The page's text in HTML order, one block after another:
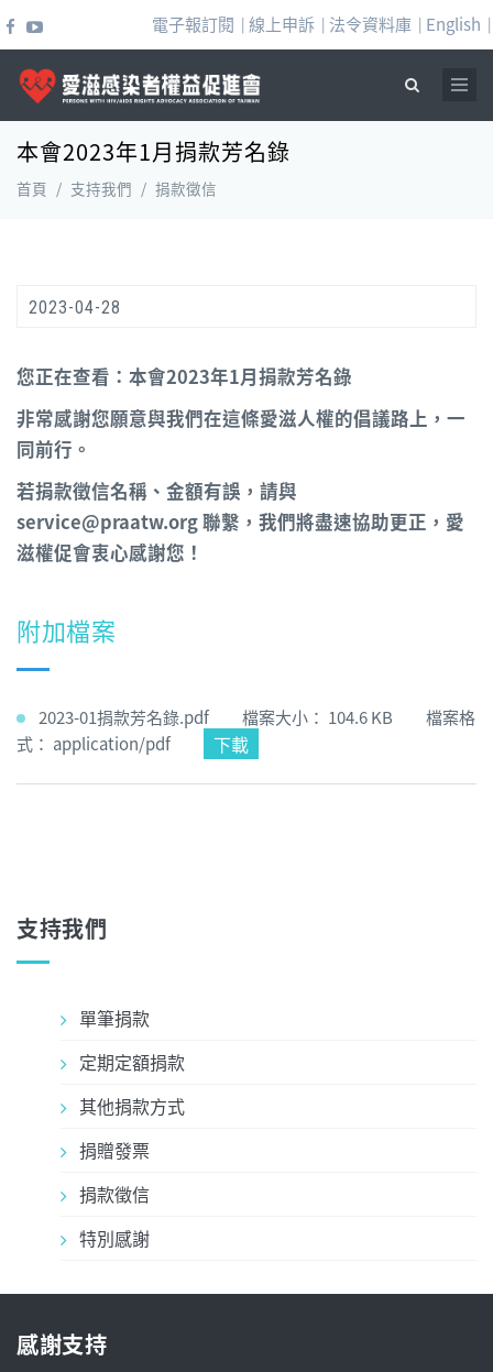
電子報訂閱 | 線上申訴 | 法令資料庫 | English |
搜尋表單
本會2023年1月捐款芳名錄
首頁 / 支持我們 / 捐款徵信
2023-04-28
您正在查看：本會2023年1月捐款芳名錄
非常感謝您願意與我們在這條愛滋人權的倡議路上，一
同前行。
若捐款徵信名稱、金額有誤，請與
service@praatw.org 聯繫，我們將盡速協助更正，愛
滋權促會衷心感謝您！
附加檔案
2023-01捐款芳名錄.pdf 檔案大小： 104.6 KB 檔案格
式： application/pdf
下載
支持我們
單筆捐款
定期定額捐款
其他捐款方式
捐贈發票
捐款徵信
特別感謝
感謝支持